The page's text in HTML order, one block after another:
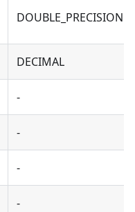
DOUBLE_PRECISION
DECIMAL
-
-
-
-